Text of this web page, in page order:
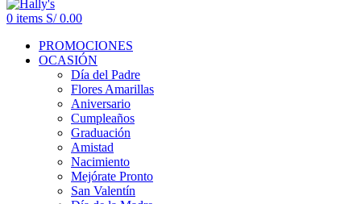
0 items S/0.00
PROMOCIONES
OCASIÓN
Día del Padre
Flores Amarillas
Aniversario
Cumpleaños
Graduación
Amistad
Nacimiento
Mejórate Pronto
San Valentín